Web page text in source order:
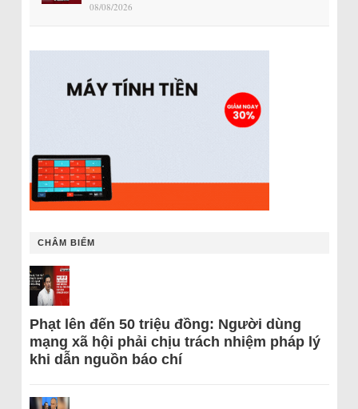
08/08/2026
CHÂM BIẾM
Phạt lên đến 50 triệu đồng: Người dùng
mạng xã hội phải chịu trách nhiệm pháp lý
khi dẫn nguồn báo chí